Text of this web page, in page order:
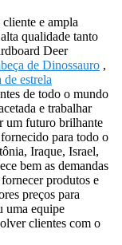
e ampla
qualidade tanto
Deer
de Dinossauro ,
de estrela
de todo o mundo
e trabalhar
um futuro brilhante
para todo o
Iraque, Israel,
bem as demandas
produtos e
preços para
uma equipe
clientes com o